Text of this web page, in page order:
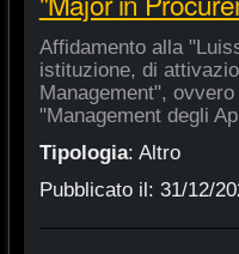
Affidamento alla
istituzione, di
Management",
"Management degli
Tipologia: Altro
Pubblicato il: 31/12/